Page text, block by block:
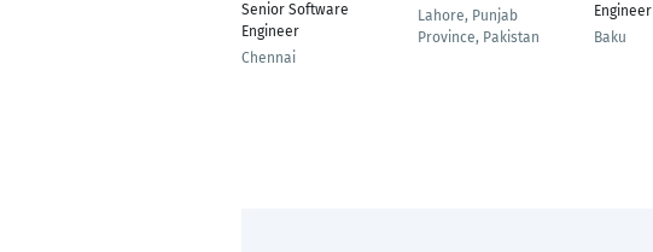
Senior Software
Engineer
Chennai
Lahore, Punjab
Province, Pakistan
Engineer
Baku